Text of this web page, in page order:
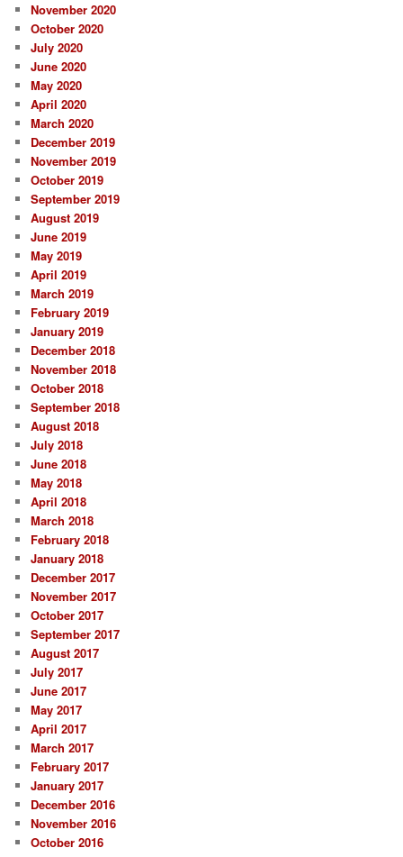
November 2020
October 2020
July 2020
June 2020
May 2020
April 2020
March 2020
December 2019
November 2019
October 2019
September 2019
August 2019
June 2019
May 2019
April 2019
March 2019
February 2019
January 2019
December 2018
November 2018
October 2018
September 2018
August 2018
July 2018
June 2018
May 2018
April 2018
March 2018
February 2018
January 2018
December 2017
November 2017
October 2017
September 2017
August 2017
July 2017
June 2017
May 2017
April 2017
March 2017
February 2017
January 2017
December 2016
November 2016
October 2016